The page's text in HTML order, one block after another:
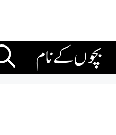
بچوں کے نام